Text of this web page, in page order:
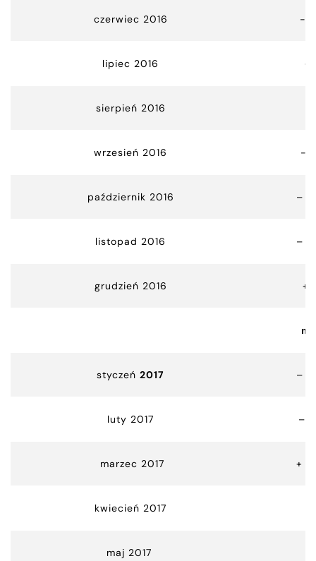
czerwiec 2016 -
lipiec 2016
sierpień 2016
wrzesień 2016 -
październik 2016 –
listopad 2016 –
grudzień 2016
styczeń 2017 –
luty 2017 –
marzec 2017 +
kwiecień 2017
maj 2017